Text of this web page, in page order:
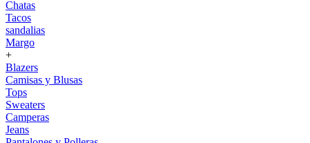
Chatas
Tacos
sandalias
Margo
+
Blazers
Camisas y Blusas
Tops
Sweaters
Camperas
Jeans